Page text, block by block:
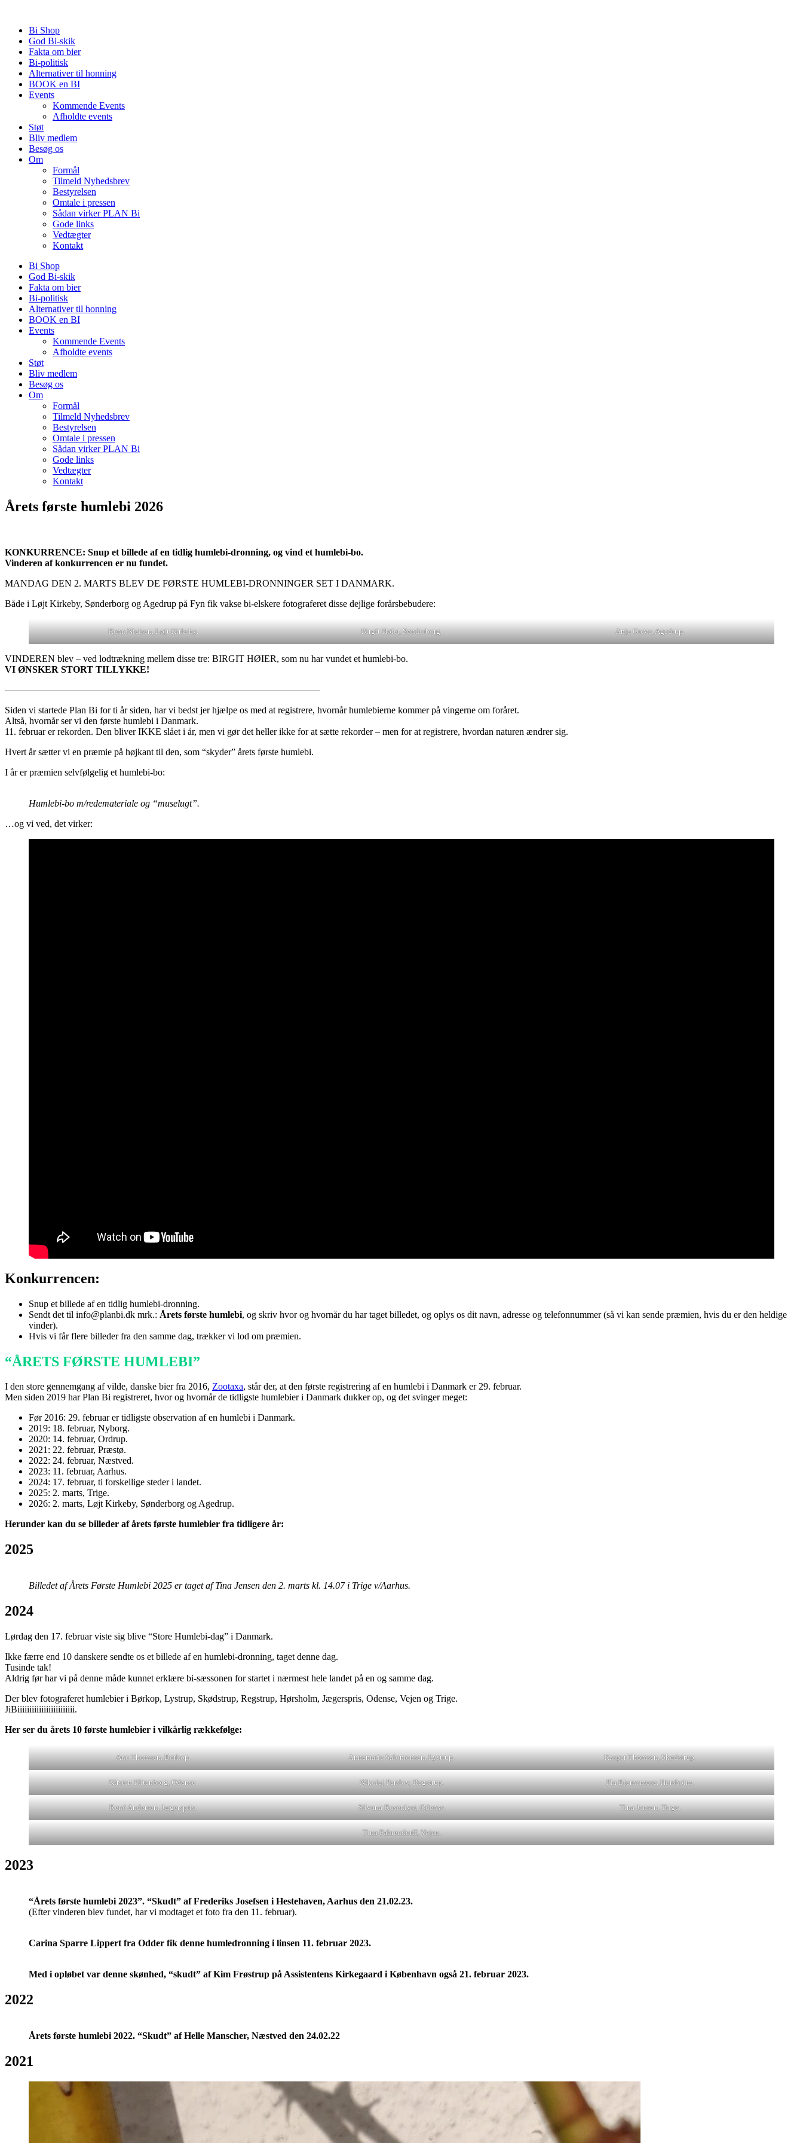
indholdBi Shop
God Bi-skik
Fakta om bier
Bi-politisk
Alternativer til honning
BOOK en BI
Events
Kommende Events
Afholdte events
Støt
Bliv medlem
Besøg os
Om
Formål
Tilmeld Nyhedsbrev
Bestyrelsen
Omtale i pressen
Sådan virker PLAN Bi
Gode links
Vedtægter
Kontakt
Bi Shop
God Bi-skik
Fakta om bier
Bi-politisk
Alternativer til honning
BOOK en BI
Events
Kommende Events
Afholdte events
Støt
Bliv medlem
Besøg os
Om
Formål
Tilmeld Nyhedsbrev
Bestyrelsen
Omtale i pressen
Sådan virker PLAN Bi
Gode links
Vedtægter
Kontakt
Årets første humlebi 2026
KONKURRENCE: Snup et billede af en tidlig humlebi-dronning, og vind et humlebi-bo.
Vinderen af konkurrencen er nu fundet.
MANDAG DEN 2. MARTS BLEV DE FØRSTE HUMLEBI-DRONNINGER SET I DANMARK.
Både i Løjt Kirkeby, Sønderborg og Agedrup på Fyn fik vakse bi-elskere fotograferet disse dejlige forårsbebudere:
Kenn Nielsen, Løjt Kirkeby. Birgit Høier, Sønderborg. Anja Greve, Agedrup.
VINDEREN blev – ved lodtrækning mellem disse tre: BIRGIT HØIER, som nu har vundet et humlebi-bo.
VI ØNSKER STORT TILLYKKE!
—————————————————————————————————
Siden vi startede Plan Bi for ti år siden, har vi bedst jer hjælpe os med at registrere, hvornår humlebierne kommer på vingerne om foråret.
Altså, hvornår ser vi den første humlebi i Danmark.
11. februar er rekorden. Den bliver IKKE slået i år, men vi gør det heller ikke for at sætte rekorder – men for at registrere, hvordan naturen ændrer sig.
Hvert år sætter vi en præmie på højkant til den, som “skyder” årets første humlebi.
I år er præmien selvfølgelig et humlebi-bo:
Humlebi-bo m/redemateriale og “muselugt”.
…og vi ved, det virker:
Konkurrencen:
Snup et billede af en tidlig humlebi-dronning.
Sendt det til info@planbi.dk mrk.: Årets første humlebi, og skriv hvor og hvornår du har taget billedet, og oplys os dit navn, adresse og telefonnummer (så vi kan sende præmien, hvis du er den heldige
vinder).
Hvis vi får flere billeder fra den samme dag, trækker vi lod om præmien.
“ÅRETS FØRSTE HUMLEBI”
I den store gennemgang af vilde, danske bier fra 2016, Zootaxa, står der, at den første registrering af en humlebi i Danmark er 29. februar.
Men siden 2019 har Plan Bi registreret, hvor og hvornår de tidligste humlebier i Danmark dukker op, og det svinger meget:
Før 2016: 29. februar er tidligste observation af en humlebi i Danmark.
2019: 18. februar, Nyborg.
2020: 14. februar, Ordrup.
2021: 22. februar, Præstø.
2022: 24. februar, Næstved.
2023: 11. februar, Aarhus.
2024: 17. februar, ti forskellige steder i landet.
2025: 2. marts, Trige.
2026: 2. marts, Løjt Kirkeby, Sønderborg og Agedrup.
Herunder kan du se billeder af årets første humlebier fra tidligere år:
2025
Billedet af Årets Første Humlebi 2025 er taget af Tina Jensen den 2. marts kl. 14.07 i Trige v/Aarhus.
2024
Lørdag den 17. februar viste sig blive “Store Humlebi-dag” i Danmark.
Ikke færre end 10 danskere sendte os et billede af en humlebi-dronning, taget denne dag.
Tusinde tak!
Aldrig før har vi på denne måde kunnet erklære bi-sæssonen for startet i nærmest hele landet på en og samme dag.
Der blev fotograferet humlebier i Børkop, Lystrup, Skødstrup, Regstrup, Hørsholm, Jægerspris, Odense, Vejen og Trige.
JiBiiiiiiiiiiiiiiiiiiiiiiii.
Her ser du årets 10 første humlebier i vilkårlig rækkefølge:
Ane Thomsen, Børkop. Annemarie Salomonsen, Lystrup. Kasper Thomsen, Skødstrup.
Kirsten Filtenborg, Odense. Nikolaj Parslov, Regstrup. Pia Bjernemose, Hørsholm.
René Andersen, Jægerspris. Silvana Rosenlyst, Odense. Tina Jensen, Trige.
Tina Fahrendorff, Vejen.
2023
“Årets første humlebi 2023”. “Skudt” af Frederiks Josefsen i Hestehaven, Aarhus den 21.02.23.
(Efter vinderen blev fundet, har vi modtaget et foto fra den 11. februar).
Carina Sparre Lippert fra Odder fik denne humledronning i linsen 11. februar 2023.
Med i opløbet var denne skønhed, “skudt” af Kim Frøstrup på Assistentens Kirkegaard i København også 21. februar 2023.
2022
Årets første humlebi 2022. “Skudt” af Helle Manscher, Næstved den 24.02.22
2021